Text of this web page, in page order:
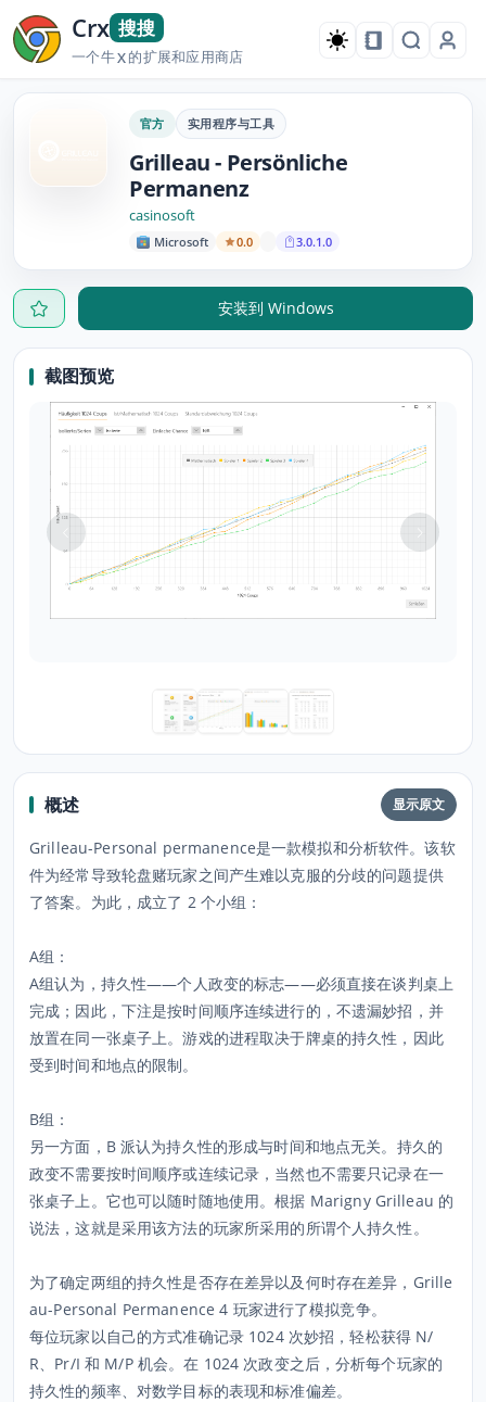
Crx 搜搜
一个牛X的扩展和应用商店
官方 实用程序与工具
Grilleau - Persönliche
Permanenz
casinosoft
Microsoft 0.0 3.0.1.0
安装到 Windows
截图预览
概述 显示原文
Grilleau-Personal permanence是一款模拟和分析软件。该软
件为经常导致轮盘赌玩家之间产生难以克服的分歧的问题提供
了答案。为此，成立了 2 个小组：
A组：
A组认为，持久性——个人政变的标志——必须直接在谈判桌上
完成；因此，下注是按时间顺序连续进行的，不遗漏妙招，并
放置在同一张桌子上。游戏的进程取决于牌桌的持久性，因此
受到时间和地点的限制。
B组：
另一方面，B 派认为持久性的形成与时间和地点无关。持久的
政变不需要按时间顺序或连续记录，当然也不需要只记录在一
张桌子上。它也可以随时随地使用。根据 Marigny Grilleau 的
说法，这就是采用该方法的玩家所采用的所谓个人持久性。
为了确定两组的持久性是否存在差异以及何时存在差异，Grille
au-Personal Permanence 4 玩家进行了模拟竞争。
每位玩家以自己的方式准确记录 1024 次妙招，轻松获得 N/
R、Pr/I 和 M/P 机会。在 1024 次政变之后，分析每个玩家的
持久性的频率、对数学目标的表现和标准偏差。